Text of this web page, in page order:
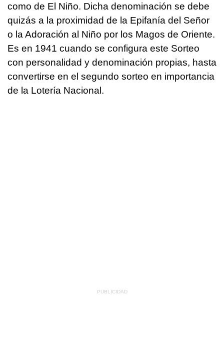
como de El Niño. Dicha denominación se debe
quizás a la proximidad de la Epifanía del Señor
o la Adoración al Niño por los Magos de Oriente.
Es en 1941 cuando se configura este Sorteo
con personalidad y denominación propias, hasta
convertirse en el segundo sorteo en importancia
de la Lotería Nacional.